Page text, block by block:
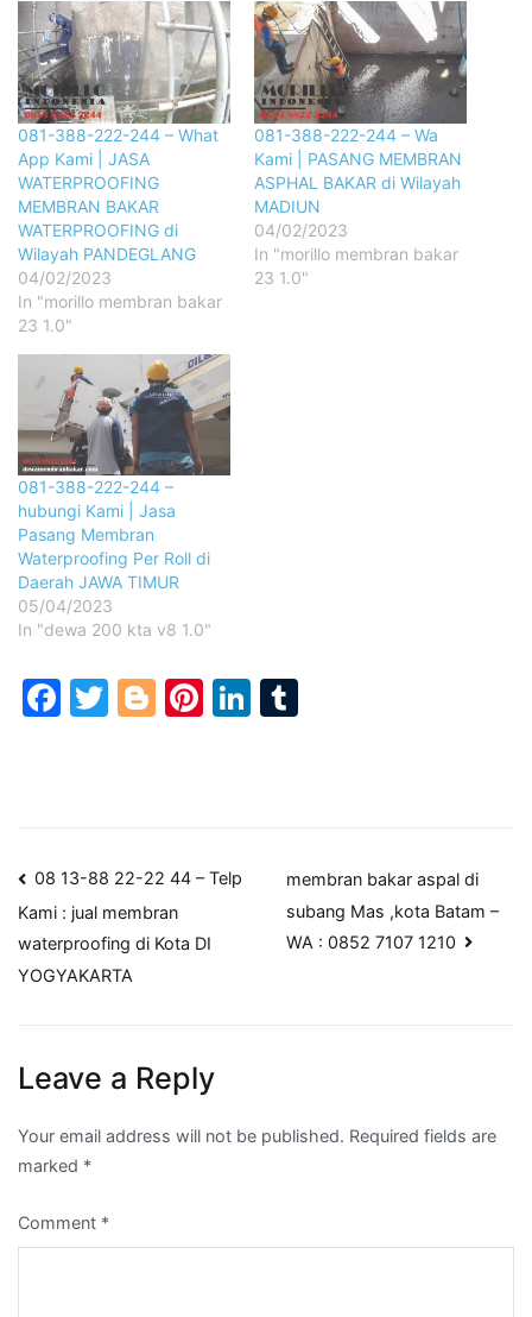
081-388-222-244 – What
App Kami | JASA
WATERPROOFING
MEMBRAN BAKAR
WATERPROOFING di
Wilayah PANDEGLANG
04/02/2023
In "morillo membran bakar
23 1.0"
081-388-222-244 – Wa
Kami | PASANG MEMBRAN
ASPHAL BAKAR di Wilayah
MADIUN
04/02/2023
In "morillo membran bakar
23 1.0"
081-388-222-244 –
hubungi Kami | Jasa
Pasang Membran
Waterproofing Per Roll di
Daerah JAWA TIMUR
05/04/2023
In "dewa 200 kta v8 1.0"
Facebook
Twitter
Blogger
Pinterest
LinkedIn
Post
navigation
08 13-88 22-22 44 – Telp
Kami : jual membran
waterproofing di Kota DI
YOGYAKARTA
membran bakar aspal di
subang Mas ,kota Batam –
WA : 0852 7107 1210
Leave a Reply
Your email address will not be published. Required fields are
marked *
Comment *